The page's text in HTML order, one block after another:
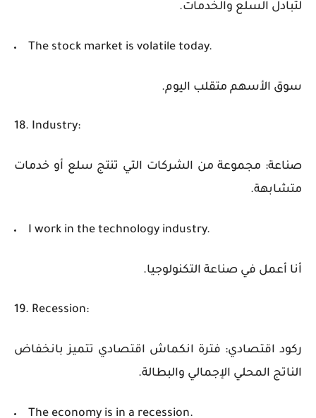
لتبادل السلع والخدمات.
The stock market is volatile today.
سوق الأسهم متقلب اليوم.
18. Industry:
صناعة: مجموعة من الشركات التي تنتج سلع أو خدمات
متشابهة.
I work in the technology industry.
أنا أعمل في صناعة التكنولوجيا.
19. Recession:
ركود اقتصادي: فترة انكماش اقتصادي تتميز بانخفاض
الناتج المحلي الإجمالي والبطالة.
The economy is in a recession.